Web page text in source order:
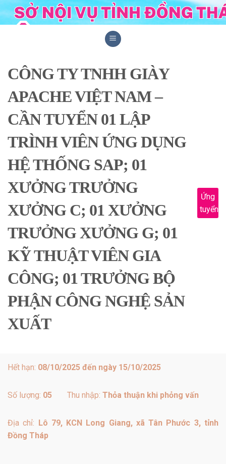
Skip
to
CÔNG TY TNHH GIÀY
APACHE VIỆT NAM –
CẦN TUYỂN 01 LẬP
TRÌNH VIÊN ỨNG DỤNG
HỆ THỐNG SAP; 01
XƯỞNG TRƯỞNG
XƯỞNG C; 01 XƯỞNG
TRƯỞNG XƯỞNG G; 01
KỸ THUẬT VIÊN GIA
CÔNG; 01 TRƯỞNG BỘ
PHẬN CÔNG NGHỆ SẢN
XUẤT
Ứng
tuyển
Hết hạn: 08/10/2025 đến ngày 15/10/2025
Số lượng: 05 Thu nhập: Thỏa thuận khi phỏng vấn
Địa chỉ: Lô 79, KCN Long Giang, xã Tân Phước 3, tỉnh
Đồng Tháp